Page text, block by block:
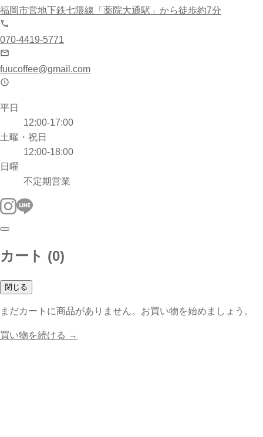
福岡市営地下鉄七隈線「薬院大通駅」から徒歩約7分
070-4419-5771
fuucoffee@gmail.com
平日
12:00-17:00
土曜・祝日
12:00-18:00
日曜
不定期営業
カート (0)
閉じる
まだカートに商品がありません。お買い物を始めましょう。
買い物を続ける →